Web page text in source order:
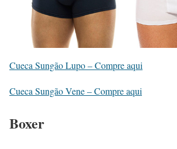
Cueca Sungão Lupo – Compre aqui
Cueca Sungão Vene – Compre aqui
Boxer